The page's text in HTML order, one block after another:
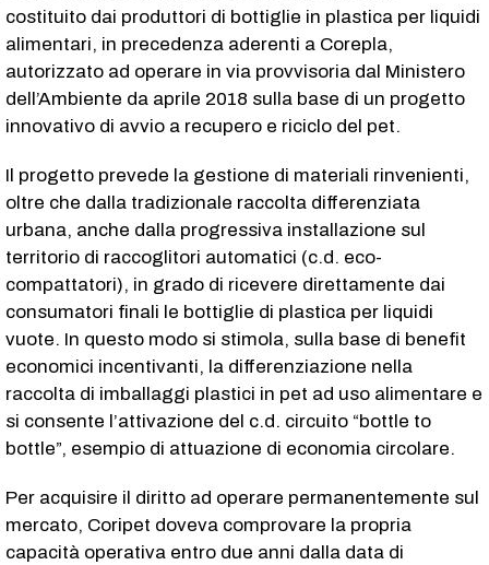
costituito dai produttori di bottiglie in plastica per liquidi
alimentari, in precedenza aderenti a Corepla,
autorizzato ad operare in via provvisoria dal Ministero
dell’Ambiente da aprile 2018 sulla base di un progetto
innovativo di avvio a recupero e riciclo del pet.
Il progetto prevede la gestione di materiali rinvenienti,
oltre che dalla tradizionale raccolta differenziata
urbana, anche dalla progressiva installazione sul
territorio di raccoglitori automatici (c.d. eco-
compattatori), in grado di ricevere direttamente dai
consumatori finali le bottiglie di plastica per liquidi
vuote. In questo modo si stimola, sulla base di benefit
economici incentivanti, la differenziazione nella
raccolta di imballaggi plastici in pet ad uso alimentare e
si consente l’attivazione del c.d. circuito “bottle to
bottle”, esempio di attuazione di economia circolare.
Per acquisire il diritto ad operare permanentemente sul
mercato, Coripet doveva comprovare la propria
capacità operativa entro due anni dalla data di